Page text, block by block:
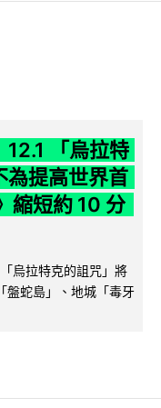
12.1 「烏拉特
為提高世界首
縮短約 10 分
烏拉特克的詛咒」將
盤蛇島」、地城「毒牙